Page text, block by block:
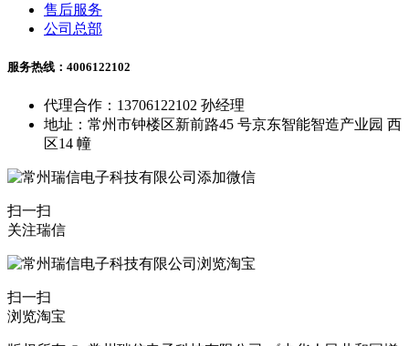
售后服务
公司总部
服务热线：4006122102
代理合作：13706122102 孙经理
地址：常州市钟楼区新前路45 号京东智能智造产业园 西
区14 幢
扫一扫
关注瑞信
扫一扫
浏览淘宝